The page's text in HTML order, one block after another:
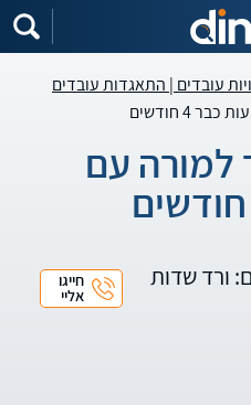
עובדים | התאגדות עובדים
4 חודשים
למורה עם
ורד שדות חייגו
אליי